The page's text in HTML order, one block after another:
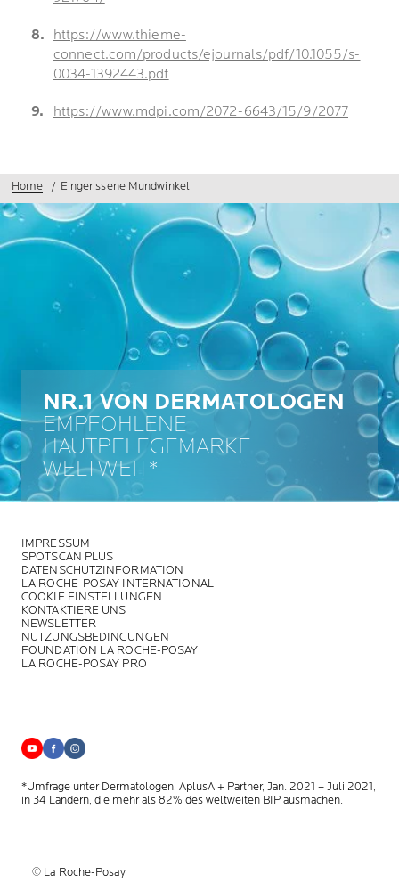
https://www.thieme-
connect.com/products/ejournals/pdf/10.1055/s-
0034-1392443.pdf
https://www.mdpi.com/2072-6643/15/9/2077
Home Eingerissene Mundwinkel
NR.1 VON DERMATOLOGEN
EMPFOHLENE
HAUTPFLEGEMARKE
WELTWEIT*
IMPRESSUM
SPOTSCAN PLUS
DATENSCHUTZINFORMATION
LA ROCHE-POSAY INTERNATIONAL
COOKIE EINSTELLUNGEN
KONTAKTIERE UNS
NEWSLETTER
NUTZUNGSBEDINGUNGEN
FOUNDATION LA ROCHE-POSAY
LA ROCHE-POSAY PRO
*Umfrage unter Dermatologen, AplusA + Partner, Jan. 2021 – Juli 2021,
in 34 Ländern, die mehr als 82% des weltweiten BIP ausmachen.
© La Roche-Posay